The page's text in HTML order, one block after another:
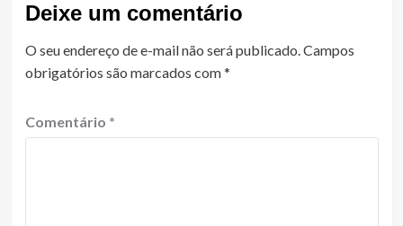
Deixe um comentário
O seu endereço de e-mail não será publicado.Campos
obrigatórios são marcados com*
Comentário *